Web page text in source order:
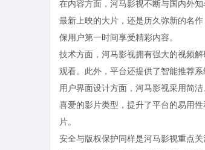
在内容方面，河马影视不断与国内外
最新上映的大片，还是历久弥新的名
保用户第一时间享受精彩内容。
技术方面，河马影视拥有强大的视频
观看。此外，平台还提供了智能推荐
用户界面设计方面，河马影视采用简
喜爱的影片类型，提升了平台的易用
片。
安全与版权保护同样是河马影视重点